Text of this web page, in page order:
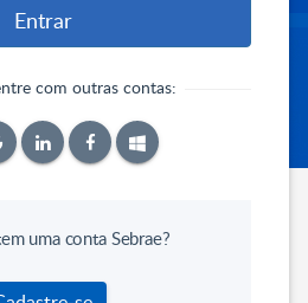
com outras contas:
uma conta Sebrae?